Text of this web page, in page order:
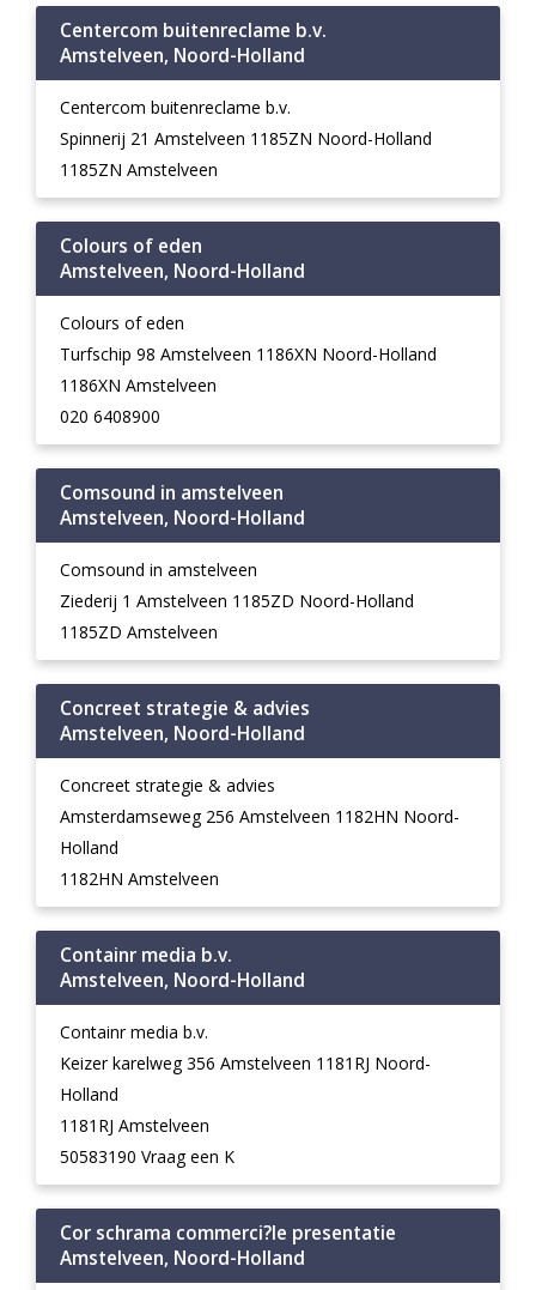
Centercom buitenreclame b.v.
Amstelveen, Noord-Holland
Centercom buitenreclame b.v.
Spinnerij 21 Amstelveen 1185ZN Noord-Holland
1185ZN Amstelveen
Colours of eden
Amstelveen, Noord-Holland
Colours of eden
Turfschip 98 Amstelveen 1186XN Noord-Holland
1186XN Amstelveen
020 6408900
Comsound in amstelveen
Amstelveen, Noord-Holland
Comsound in amstelveen
Ziederij 1 Amstelveen 1185ZD Noord-Holland
1185ZD Amstelveen
Concreet strategie & advies
Amstelveen, Noord-Holland
Concreet strategie & advies
Amsterdamseweg 256 Amstelveen 1182HN Noord-
Holland
1182HN Amstelveen
Containr media b.v.
Amstelveen, Noord-Holland
Containr media b.v.
Keizer karelweg 356 Amstelveen 1181RJ Noord-
Holland
1181RJ Amstelveen
50583190 Vraag een K
Cor schrama commerci?le presentatie
Amstelveen, Noord-Holland